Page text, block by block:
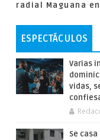
radial Maguana
ESPECTÁCULOS
Varias
vidas,
Se